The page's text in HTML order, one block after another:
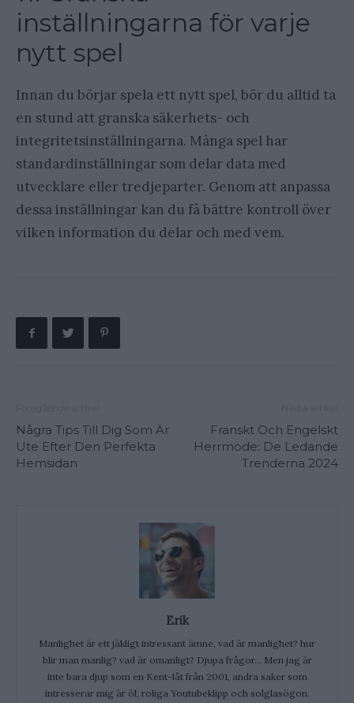
inställningarna för varje
nytt spel
Innan du börjar spela ett nytt spel, bör du alltid ta
en stund att granska säkerhets- och
integritetsinställningarna. Många spel har
standardinställningar som delar data med
utvecklare eller tredjeparter. Genom att anpassa
dessa inställningar kan du få bättre kontroll över
vilken information du delar och med vem.
Några Tips Till Dig Som Är
Ute Efter Den Perfekta
Hemsidan
Franskt Och Engelskt
Herrmode: De Ledande
Trenderna 2024
Erik
Manlighet är ett jäkligt intressant ämne, vad är manlighet? hur
blir man manlig? vad är omanligt? Djupa frågor... Men jag är
inte bara djup som en Kent-låt från 2001, andra saker som
intresserar mig är öl, roliga Youtubeklipp och solglasögon.